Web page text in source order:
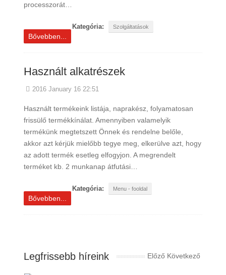
processzorát…
Kategória: Szolgáltatások
Bővebben...
Használt alkatrészek
2016 January 16 22:51
Használt termékeink listája, naprakész, folyamatosan
frissülő termékkínálat. Amennyiben valamelyik
termékünk megtetszett Önnek és rendelne belőle,
akkor azt kérjük mielőbb tegye meg, elkerülve azt, hogy
az adott termék esetleg elfogyjon. A megrendelt
terméket kb. 2 munkanap átfutási…
Kategória: Menu - fooldal
Bővebben...
Legfrissebb híreink Előző Következő